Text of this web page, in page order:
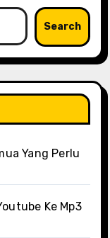
Search
Yang Perlu
Ke Mp3